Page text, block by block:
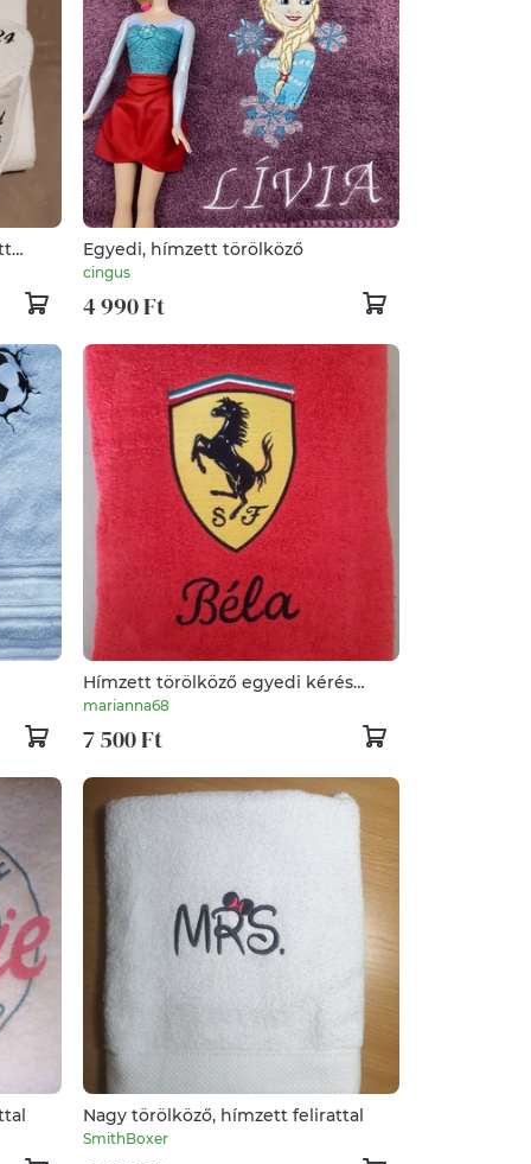
Egyedi, hímzett törölköző
cingus
4 990 Ft
Hímzett törölköző egyedi kérés
alapján
marianna68
7 500 Ft
Nagy törölköző, hímzett felirattal
SmithBoxer